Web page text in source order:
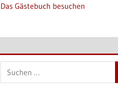
Das Gästebuch besuchen